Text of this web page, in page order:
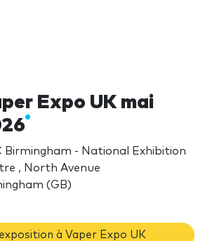
Expo UK mai
Birmingham - National Exhibition
, North Avenue
(GB)
à Vaper Expo UK